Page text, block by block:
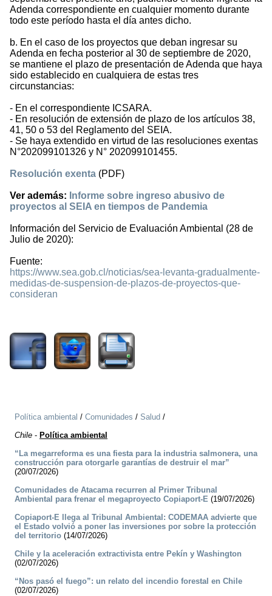
Adenda correspondiente en cualquier momento durante
todo este período hasta el día antes dicho.
b. En el caso de los proyectos que deban ingresar su
Adenda en fecha posterior al 30 de septiembre de 2020,
se mantiene el plazo de presentación de Adenda que haya
sido establecido en cualquiera de estas tres
circunstancias:
- En el correspondiente ICSARA.
- En resolución de extensión de plazo de los artículos 38,
41, 50 o 53 del Reglamento del SEIA.
- Se haya extendido en virtud de las resoluciones exentas
N°202099101326 y N° 202099101455.
Resolución exenta (PDF)
Ver además: Informe sobre ingreso abusivo de
proyectos al SEIA en tiempos de Pandemia
Información del Servicio de Evaluación Ambiental (28 de
Julio de 2020):
Fuente:
https://www.sea.gob.cl/noticias/sea-levanta-gradualmente-
medidas-de-suspension-de-plazos-de-proyectos-que-
consideran
Política ambiental / Comunidades / Salud /
Chile - Política ambiental
“La megarreforma es una fiesta para la industria salmonera, una
construcción para otorgarle garantías de destruir el mar”
(20/07/2026)
Comunidades de Atacama recurren al Primer Tribunal
Ambiental para frenar el megaproyecto Copiaport-E (19/07/2026)
Copiaport-E llega al Tribunal Ambiental: CODEMAA advierte que
el Estado volvió a poner las inversiones por sobre la protección
del territorio (14/07/2026)
Chile y la aceleración extractivista entre Pekín y Washington
(02/07/2026)
“Nos pasó el fuego”: un relato del incendio forestal en Chile
(02/07/2026)